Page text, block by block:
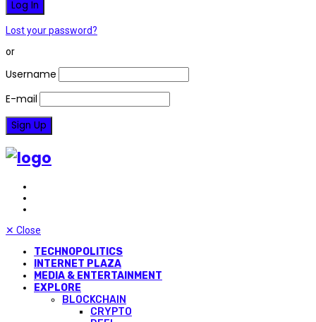
Lost your password?
or
Username
E-mail
✕ Close
TECHNOPOLITICS
INTERNET PLAZA
MEDIA & ENTERTAINMENT
EXPLORE
BLOCKCHAIN
CRYPTO